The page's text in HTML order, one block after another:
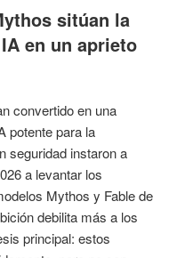
sitúan la
en un aprieto
convertido en una
potente para la
seguridad instaron a
a levantar los
Mythos y Fable de
debilita más a los
principal: estos